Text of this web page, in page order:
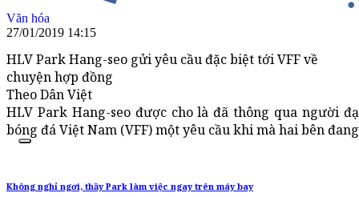
Văn hóa
27/01/2019 14:15
HLV Park Hang-seo gửi yêu cầu đặc biệt tới VFF về
chuyện hợp đồng
Theo Dân Việt
HLV Park Hang-seo được cho là đã thông qua người
bóng đá Việt Nam (VFF) một yêu cầu khi mà hai bên
Không nghỉ ngơi, thầy Park làm việc ngay trên máy bay